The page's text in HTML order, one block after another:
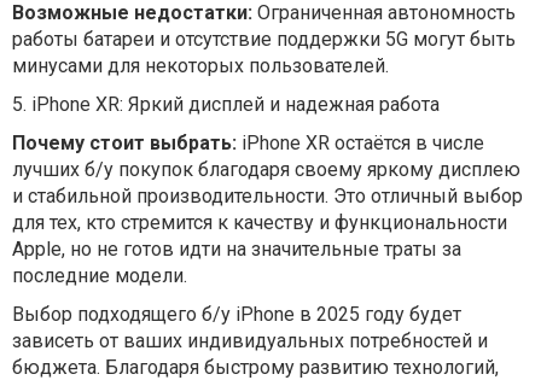
Возможные недостатки: Ограниченная автономность
работы батареи и отсутствие поддержки 5G могут быть
минусами для некоторых пользователей.
5. iPhone XR: Яркий дисплей и надежная работа
Почему стоит выбрать: iPhone XR остаётся в числе
лучших б/у покупок благодаря своему яркому дисплею
и стабильной производительности. Это отличный выбор
для тех, кто стремится к качеству и функциональности
Apple, но не готов идти на значительные траты за
последние модели.
Выбор подходящего б/у iPhone в 2025 году будет
зависеть от ваших индивидуальных потребностей и
бюджета. Благодаря быстрому развитию технологий,